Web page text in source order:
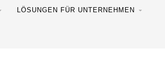
LÖSUNGEN FÜR UNTERNEHMEN